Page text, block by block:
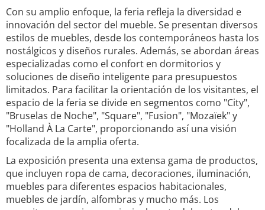
Con su amplio enfoque, la feria refleja la diversidad e
innovación del sector del mueble. Se presentan diversos
estilos de muebles, desde los contemporáneos hasta los
nostálgicos y diseños rurales. Además, se abordan áreas
especializadas como el confort en dormitorios y
soluciones de diseño inteligente para presupuestos
limitados. Para facilitar la orientación de los visitantes, el
espacio de la feria se divide en segmentos como "City",
"Bruselas de Noche", "Square", "Fusion", "Mozaïek" y
"Holland À La Carte", proporcionando así una visión
focalizada de la amplia oferta.
La exposición presenta una extensa gama de productos,
que incluyen ropa de cama, decoraciones, iluminación,
muebles para diferentes espacios habitacionales,
muebles de jardín, alfombras y mucho más. Los